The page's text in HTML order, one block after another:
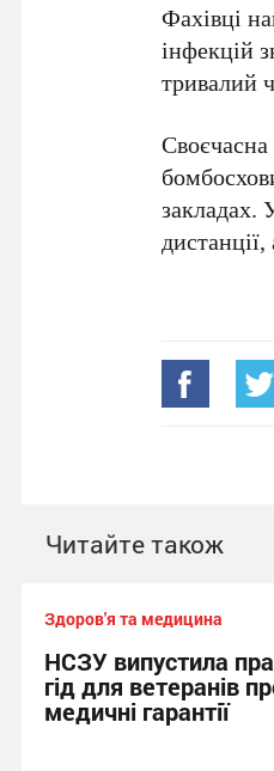
Фахівці
інфекцій
тривалий
Своєчасна
закладах.
Читайте також
Здоров'я та медицина
НСЗУ випустила
гід для ветеранів
медичні гарантії